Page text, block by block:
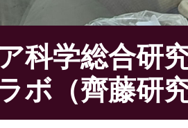
科学総合研
ボ（齊藤研究